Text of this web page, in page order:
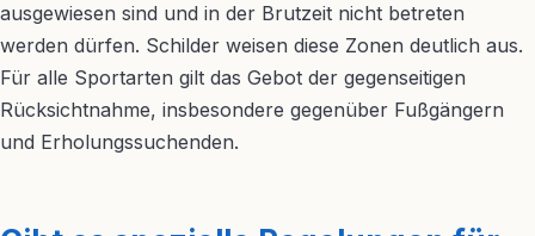
ausgewiesen sind und in der Brutzeit nicht betreten
werden dürfen. Schilder weisen diese Zonen deutlich aus.
Für alle Sportarten gilt das Gebot der gegenseitigen
Rücksichtnahme, insbesondere gegenüber Fußgängern
und Erholungssuchenden.